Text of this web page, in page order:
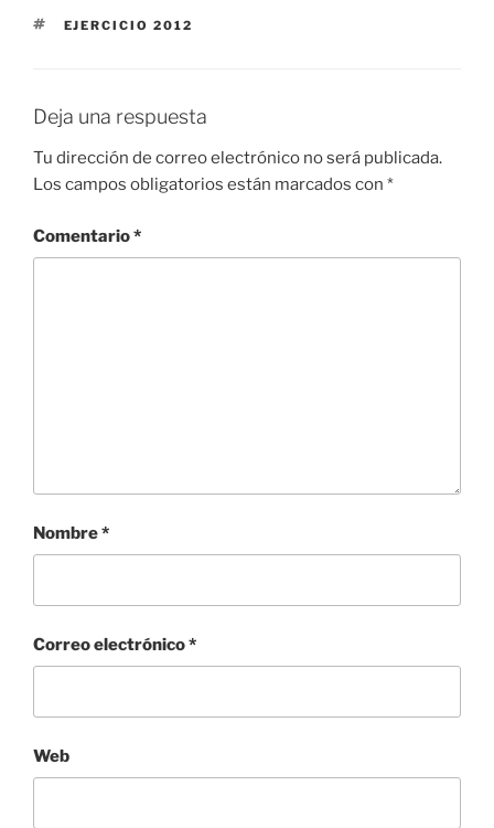
ETIQUETAS
EJERCICIO 2012
Deja una respuesta
Tu dirección de correo electrónico no será publicada.
Los campos obligatorios están marcados con *
Comentario*
Nombre*
Correo electrónico*
Web